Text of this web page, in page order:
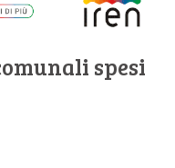
spesi